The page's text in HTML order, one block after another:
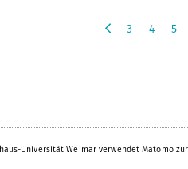
g
3 4 5
Universität Weimar verwendet Matomo zur